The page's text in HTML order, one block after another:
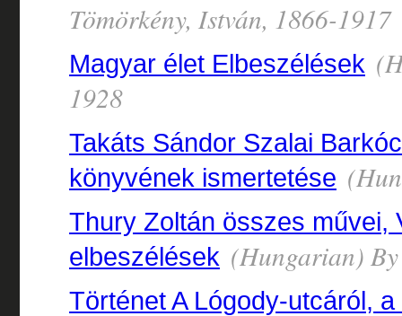
Tömörkény, István, 1866-1917
Magyar élet Elbeszélések
1928
Takáts Sándor Szalai
könyvének ismertetése
Thury Zoltán összes művei,
elbeszélések (Hungarian)
Történet A Lógody-utcáról,